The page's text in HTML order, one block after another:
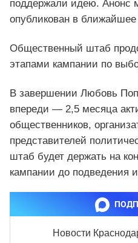
поддержали идею. Анонс
опубликован в
Общественный штаб
этапами кампании по
В завершении Любовь
впереди — 2,5 месяца
общественников,
представителей
штаб будет держать на
кампании до подведения
Новости